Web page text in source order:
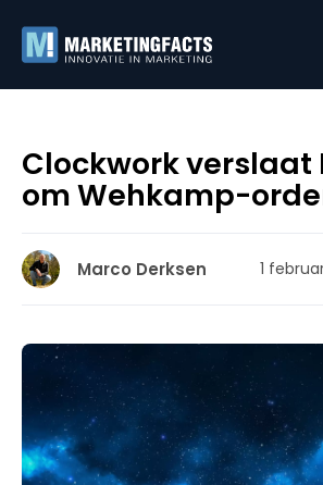
Clockwork verslaat
om Wehkamp-
Marco Derksen 1